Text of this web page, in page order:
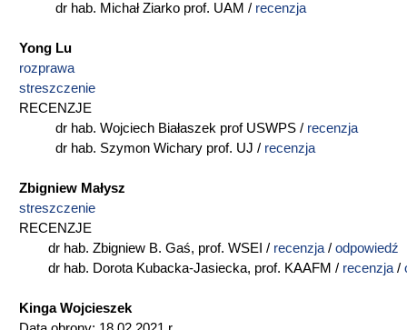
dr hab. Michał Ziarko prof. UAM / recenzja
Yong Lu
rozprawa
streszczenie
RECENZJE
dr hab. Wojciech Białaszek prof USWPS / recenzja
dr hab. Szymon Wichary prof. UJ / recenzja
Zbigniew Małysz
streszczenie
RECENZJE
dr hab. Zbigniew B. Gaś, prof. WSEI / recenzja / odpowiedź
dr hab. Dorota Kubacka-Jasiecka, prof. KAAFM / recenzja /
Kinga Wojcieszek